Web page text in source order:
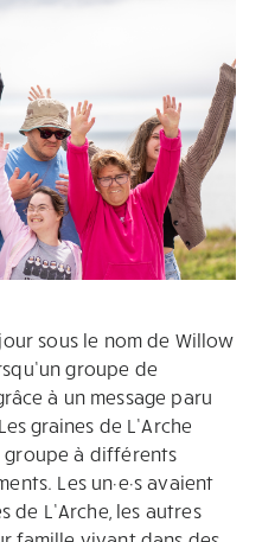
sous le nom de Willow
groupe de
à un message paru
graines de L’Arche
groupe à différents
Les un·e·s avaient
de L’Arche, les autres